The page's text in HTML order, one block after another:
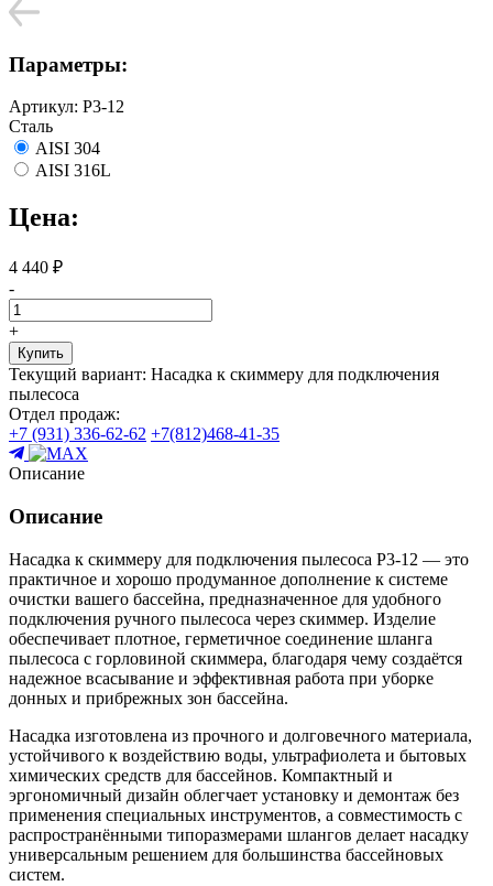
Параметры:
Артикул: Р3-12
Сталь
AISI 304
AISI 316L
Цена:
4 440 ₽
-
+
Купить
Текущий вариант: Насадка к скиммеру для подключения
пылесоса
Отдел продаж:
+7 (931) 336-62-62 +7(812)468-41-35
Описание
Описание
Насадка к скиммеру для подключения пылесоса Р3-12 — это
практичное и хорошо продуманное дополнение к системе
очистки вашего бассейна, предназначенное для удобного
подключения ручного пылесоса через скиммер. Изделие
обеспечивает плотное, герметичное соединение шланга
пылесоса с горловиной скиммера, благодаря чему создаётся
надежное всасывание и эффективная работа при уборке
донных и прибрежных зон бассейна.
Насадка изготовлена из прочного и долговечного материала,
устойчивого к воздействию воды, ультрафиолета и бытовых
химических средств для бассейнов. Компактный и
эргономичный дизайн облегчает установку и демонтаж без
применения специальных инструментов, а совместимость с
распространёнными типоразмерами шлангов делает насадку
универсальным решением для большинства бассейновых
систем.